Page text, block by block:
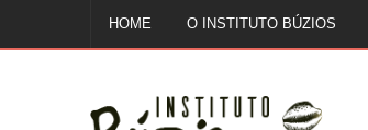
HOME O INSTITUTO BÚZIOS